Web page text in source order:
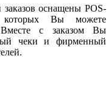
оснащены POS-
Вы можете
Вместе с заказом Вы
чеки и фирменный